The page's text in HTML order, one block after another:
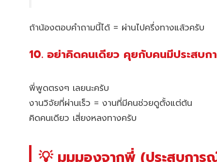
ถ้าน้องตอบคำถามนี้ได้ = ผ่านไปครึ่งทางแล้วครับ
10. อย่าคิดคนเดียว คุยกับคนมีประสบ
พี่พูดตรงๆ เลยนะครับ
งานวิจัยที่ผ่านเร็ว = งานที่มีคนช่วยดูตั้งแต่ต้น
คิดคนเดียว เสี่ยงหลงทางครับ
💡 มุมมองจากพี่ (ประสบการ